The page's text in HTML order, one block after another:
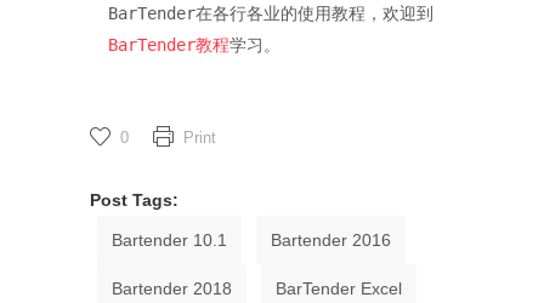
BarTender在各行各业的使用教程，欢迎到
BarTender教程学习。
0 Print
Post Tags:
Bartender 10.1 Bartender 2016
Bartender 2018 BarTender Excel